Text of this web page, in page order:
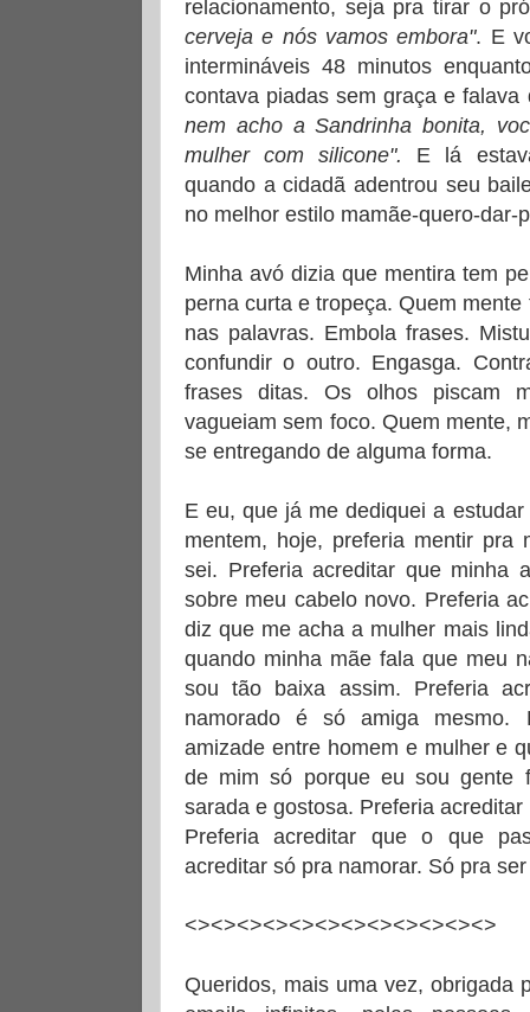
relacionamento, seja pra tirar o
cerveja e nós vamos embora". E
intermináveis 48 minutos
contava piadas sem graça e
nem acho a Sandrinha bonita,
mulher com silicone".
E lá
quando a cidadã adentrou seu
no melhor estilo mamãe-quero-dar-
Minha avó dizia que mentira tem
perna curta e tropeça. Quem
nas palavras. Embola frases.
confundir o outro. Engasga.
frases ditas. Os olhos piscam
vagueiam sem foco. Quem mente,
se entregando de alguma forma.
E eu, que já me dediquei a
mentem, hoje, preferia mentir pra
sei. Preferia acreditar que minha
sobre meu cabelo novo. Preferia
diz que me acha a mulher mais
quando minha mãe fala que meu
sou tão baixa assim. Preferia
namorado é só amiga mesmo.
amizade entre homem e mulher e
de mim só porque eu sou gente
sarada e gostosa. Preferia
Preferia acreditar que o que
acreditar só pra namorar. Só pra
<><><><><><><><><><><><>
Queridos, mais uma vez, obrigada